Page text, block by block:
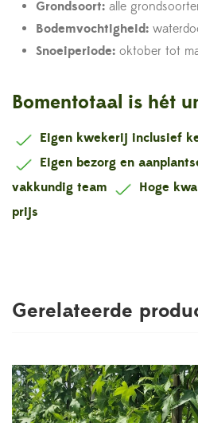
Grondsoort: alle
Bodemvochtigheid:
Snoeiperiode: oktober tot
Bomentotaal is hét
Eigen kwekerij inclusief
Eigen bezorg en
vakkundig team
Hoge
prijs
Gerelateerde